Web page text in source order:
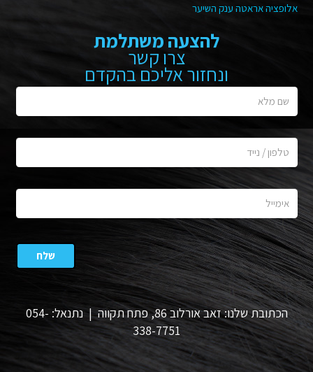
אלופציה אראטה ענק השיער
להצעה משתלמת
צרו קשר
ונחזור אליכם בהקדם
הכתובת שלנו: זאב אורלוב 86, פתח תקווה | נתנאל: 054-
338-7751